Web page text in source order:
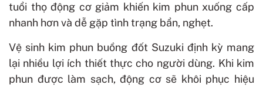
tuổi thọ động cơ giảm khiến kim phun xuống cấp
nhanh hơn và dễ gặp tình trạng bẩn, nghẹt.
Vệ sinh kim phun buồng đốt Suzuki định kỳ mang
lại nhiều lợi ích thiết thực cho người dùng. Khi kim
phun được làm sạch, động cơ sẽ khôi phục hiệu